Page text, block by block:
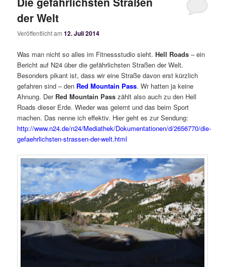
der Welt
Veröffentlicht am12. Juli 2014
Was man nicht so alles im Fitnessstudio sieht.Hell Roads – ein
Bericht auf N24 über die gefährlichsten Straßen der Welt.
Besonders pikant ist, dass wir eine Straße davon erst kürzlich
gefahren sind – den Red Mountain Pass. Wr hatten ja keine
Ahnung. Der Red Mountain Pass zählt also auch zu den Hell
Roads dieser Erde. Wieder was gelernt und das beim Sport
machen. Das nenne ich effektiv. Hier geht es zur Sendung:
http://www.n24.de/n24/Mediathek/Dokumentationen/d/2656770/die-
gefaehrlichsten-strassen-der-welt.html